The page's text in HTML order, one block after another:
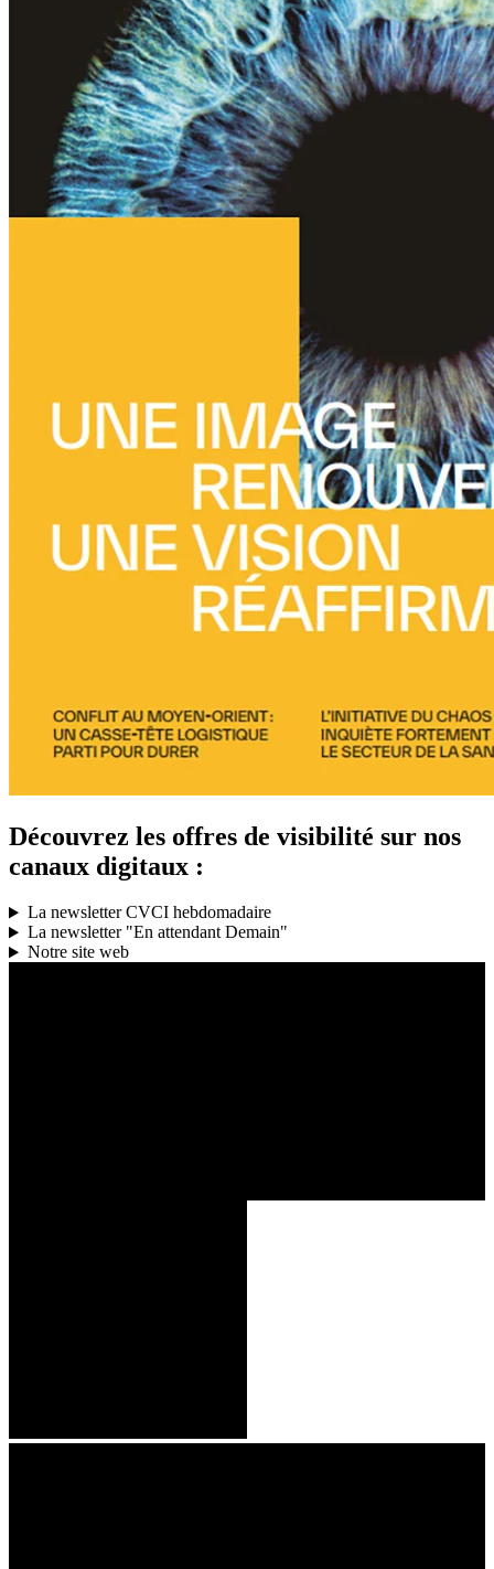
Découvrez les offres de visibilité sur nos
canaux digitaux :
La newsletter CVCI hebdomadaire
La newsletter "En attendant Demain"
Notre site web